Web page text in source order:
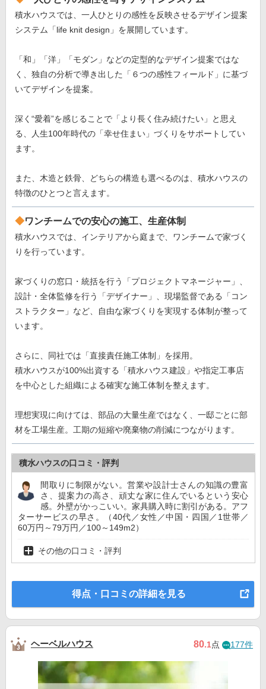
積水ハウスでは、一人ひとりの感性を反映させるデザイン提案
システム「life knit design」を展開しています。
「和」「洋」「モダン」などの定型的なデザイン提案ではな
く、独自の分析で導き出した「６つの感性フィールド」に基づ
いてデザインを提案。
深く“愛着”を感じることで「より長く住み続けたい」と思え
る、人生100年時代の「幸せ住まい」づくりをサポートしてい
ます。
また、木造と鉄骨、どちらの構造も選べるのは、積水ハウスの
特徴のひとつと言えます。
ワンチームでの安心の施工、生産体制
積水ハウスでは、インテリアから庭まで、ワンチームで家づく
りを行っています。
家づくりの窓口・統括を行う「プロジェクトマネージャー」、
設計・全体監修を行う「デザイナー」、現場監督である「コン
ストラクター」など、自由な家づくりを実現する体制が整って
います。
さらに、同社では「直接責任施工体制」を採用。
積水ハウスが100%出資する「積水ハウス建設」や指定工事店
を中心とした組織による確実な施工体制を整えます。
理想実現に向けては、部品の大量生産ではなく、一邸ごとに部
材を工場生産。工期の短縮や廃棄物の削減につながります。
積水ハウスの口コミ・評判
間取りに制限がない。営業や設計士さんの知識の豊富
さ、提案力の高さ、頑丈な家に住んでいるという安心
感。外壁がかっこいい。家具購入時に割引がある。アフ
ターサービスの早さ。（40代／女性／中国・四国／1世帯／
60万円～79万円／100～149m2）
その他の口コミ・評判
得点・口コミの詳細を見る
ヘーベルハウス 80.1点 177件